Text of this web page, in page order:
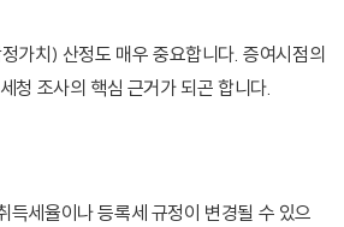
가치) 산정도 매우 중요합니다. 증여시점의
청 조사의 핵심 근거가 되곤 합니다.
득세율이나 등록세 규정이 변경될 수 있으